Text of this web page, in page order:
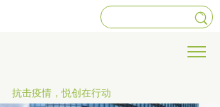
抗击疫情，悦创在行动